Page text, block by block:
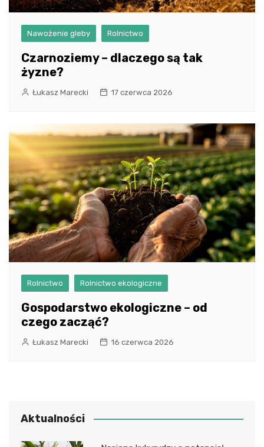
Nawożenie gleby Rolnictwo
Czarnoziemy – dlaczego są tak
żyzne?
Łukasz Marecki 17 czerwca 2026
Rolnictwo Rolnictwo ekologiczne
Gospodarstwo ekologiczne – od
czego zacząć?
Łukasz Marecki 16 czerwca 2026
Aktualności